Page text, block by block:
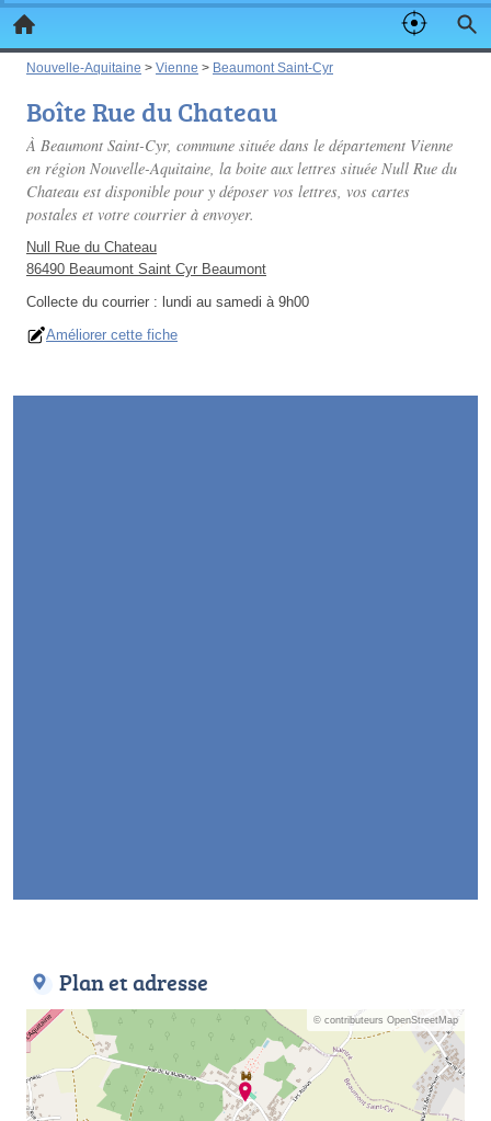
Nouvelle-Aquitaine > Vienne > Beaumont Saint-Cyr
Boîte Rue du Chateau
À Beaumont Saint-Cyr, commune située dans le département Vienne
en région Nouvelle-Aquitaine, la boite aux lettres située Null Rue du
Chateau est disponible pour y déposer vos lettres, vos cartes
postales et votre courrier à envoyer.
Null Rue du Chateau
86490 Beaumont Saint Cyr Beaumont
Collecte du courrier : lundi au samedi à 9h00
Améliorer cette fiche
Plan et adresse
© contributeurs OpenStreetMap